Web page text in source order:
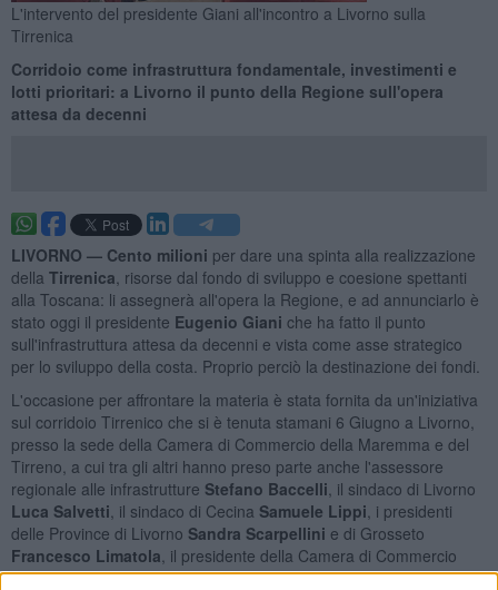
L'intervento del presidente Giani all'incontro a Livorno sulla
Tirrenica
Corridoio come infrastruttura fondamentale, investimenti e
lotti prioritari: a Livorno il punto della Regione sull'opera
attesa da decenni
LIVORNO — Cento milioni per dare una spinta alla realizzazione
della Tirrenica , risorse dal fondo di sviluppo e coesione spettanti
alla Toscana: li assegnerà all'opera la Regione, e ad annunciarlo è
stato oggi il presidente Eugenio Giani che ha fatto il punto
sull'infrastruttura attesa da decenni e vista come asse strategico
per lo sviluppo della costa. Proprio perciò la destinazione dei fondi.
L'occasione per affrontare la materia è stata fornita da un'iniziativa
sul corridoio Tirrenico che si è tenuta stamani 6 Giugno a Livorno,
presso la sede della Camera di Commercio della Maremma e del
Tirreno, a cui tra gli altri hanno preso parte anche l'assessore
regionale alle infrastrutture Stefano Baccelli , il sindaco di Livorno
Luca Salvetti , il sindaco di Cecina Samuele Lippi , i presidenti
delle Province di Livorno Sandra Scarpellini e di Grosseto
Francesco Limatola , il presidente della Camera di Commercio
Riccardo Bredae l’ingegnerStefano Lianidell’Anas che ha